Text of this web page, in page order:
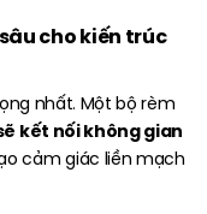
cho kiến trúc
nhất. Một bộ rèm
kết nối không gian
cảm giác liền mạch